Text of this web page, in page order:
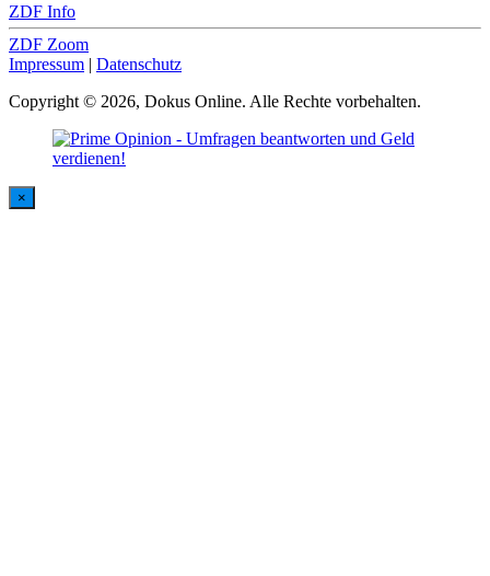
ZDF Info
ZDF Zoom
Impressum | Datenschutz
Copyright © 2026, Dokus Online. Alle Rechte vorbehalten.
×